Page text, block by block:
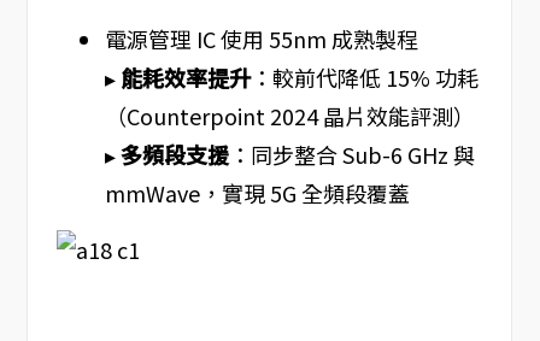
電源管理 IC 使用 55nm 成熟製程
▸能耗效率提升：較前代降低 15% 功耗
（Counterpoint 2024 晶片效能評測）
▸多頻段支援：同步整合 Sub-6 GHz 與
mmWave，實現 5G 全頻段覆蓋